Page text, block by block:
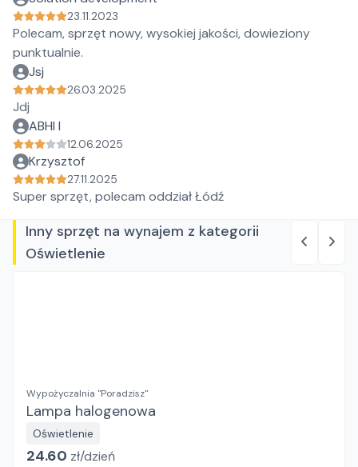
23.11.2023
Polecam, sprzęt nowy, wysokiej jakości, dowieziony
punktualnie.
Jsj
26.03.2025
Jdj
ABHI I
12.06.2025
Krzysztof
27.11.2025
Super sprzęt, polecam oddział Łódź
Inny sprzęt na wynajem z kategorii
Oświetlenie
Wypożyczalnia "Poradzisz"
Lampa halogenowa
Oświetlenie
24.60 zł/dzień